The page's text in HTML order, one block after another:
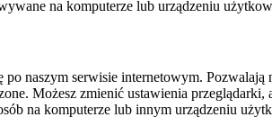
na komputerze lub urządzeniu
naszym serwisie internetowym.
Możesz zmienić ustawienia
na komputerze lub innym urządzeniu